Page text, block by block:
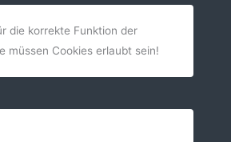
die korrekte Funktion der
müssen Cookies erlaubt sein!